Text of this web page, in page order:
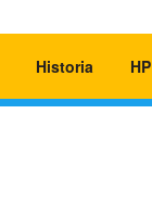
Historia HP